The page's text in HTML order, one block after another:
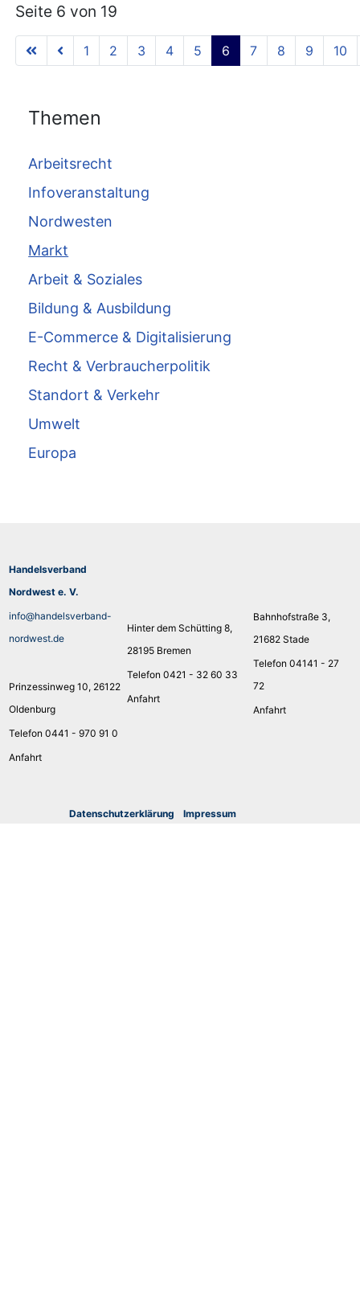
Seite 6 von 19
1 2 3 4 5 6 7 8 9 10
Themen
Arbeitsrecht
Infoveranstaltung
Nordwesten
Markt
Arbeit & Soziales
Bildung & Ausbildung
E-Commerce & Digitalisierung
Recht & Verbraucherpolitik
Standort & Verkehr
Umwelt
Europa
Handelsverband
Nordwest e. V.
info@handelsverband-
nordwest.de
Prinzessinweg 10, 26122
Oldenburg
Telefon 0441 - 970 91 0
Anfahrt
Hinter dem Schütting 8,
28195 Bremen
Telefon 0421 - 32 60 33
Anfahrt
Bahnhofstraße 3,
21682 Stade
Telefon 04141 - 27
72
Anfahrt
Datenschutzerklärung Impressum